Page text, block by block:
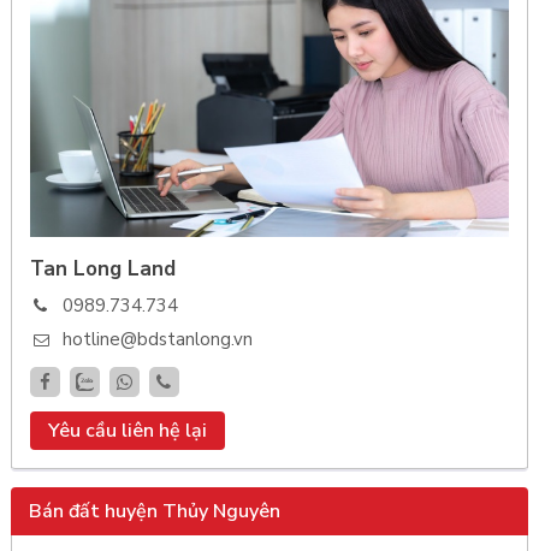
Tan Long Land
0989.734.734
hotline@bdstanlong.vn
Yêu cầu liên hệ lại
Bán đất huyện Thủy Nguyên